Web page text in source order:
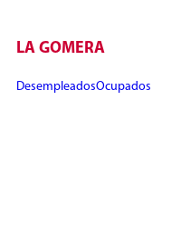
LA GOMERA
DesempleadosOcupados